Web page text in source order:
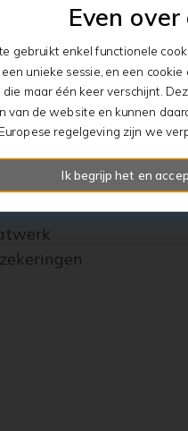
van onze
na uw
u zich
Toch is het
gaan met
ook voor
u uw
Even over
gebruikt enkel functionele
unieke sessie, en een
maar één keer verschijnt.
van de website en kunnen
Europese regelgeving zijn we
Ik begrijp het en